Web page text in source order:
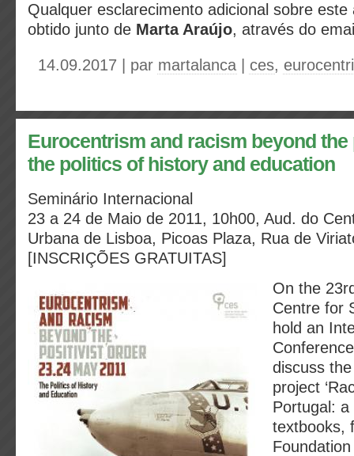
Qualquer esclarecimento adicional sobre
obtido junto de Marta Araújo, através do
14.09.2017 | par martalanca ces,
Eurocentrism and racism beyond
the politics of history and education
Seminário Internacional
23 a 24 de Maio de 2011, 10h00, Aud. do
Urbana de Lisboa, Picoas Plaza, Rua de
[INSCRIÇÕES GRATUITAS]
On the
Centre for
hold an
discuss
project
Portugal:
textbooks,